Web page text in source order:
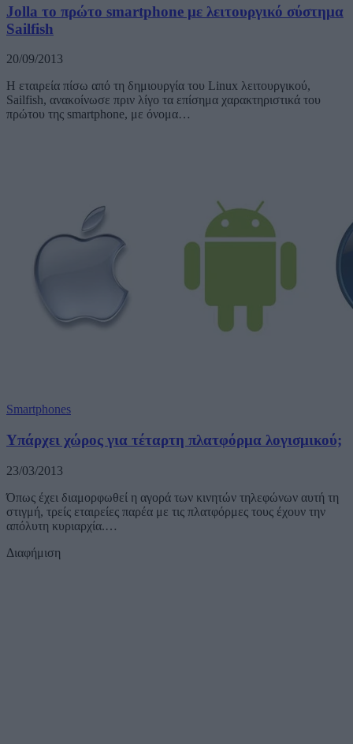
Jolla το πρώτο smartphone με λειτουργικό σύστημα
Sailfish
20/09/2013
Η εταιρεία πίσω από τη δημιουργία του Linux λειτουργικού,
Sailfish, ανακοίνωσε πριν λίγο τα επίσημα χαρακτηριστικά του
πρώτου της smartphone, με όνομα…
Smartphones
Υπάρχει χώρος για τέταρτη πλατφόρμα λογισμικού;
23/03/2013
Όπως έχει διαμορφωθεί η αγορά των κινητών τηλεφώνων αυτή τη
στιγμή, τρείς εταιρείες παρέα με τις πλατφόρμες τους έχουν την
απόλυτη κυριαρχία.…
Διαφήμιση